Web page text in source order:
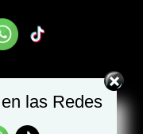
las Redes